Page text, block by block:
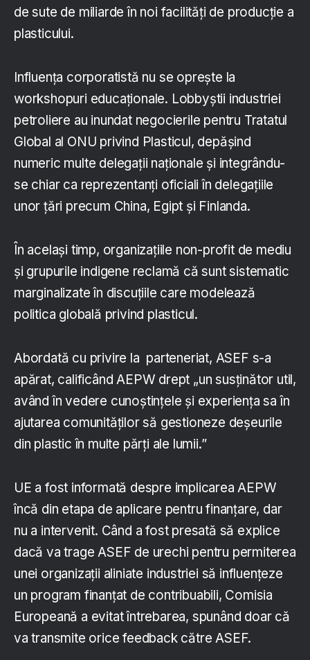
de sute de miliarde în noi facilități de producție a
plasticului.
Influența corporatistă nu se oprește la
workshopuri educaționale. Lobbyștii industriei
petroliere au inundat negocierile pentru Tratatul
Global al ONU privind Plasticul, depășind
numeric multe delegații naționale și integrându-
se chiar ca reprezentanți oficiali în delegațiile
unor țări precum China, Egipt și Finlanda.
În același timp, organizațiile non-profit de mediu
și grupurile indigene reclamă că sunt sistematic
marginalizate în discuțiile care modelează
politica globală privind plasticul.
Abordată cu privire la parteneriat, ASEF s-a
apărat, calificând AEPW drept „un susținător util,
având în vedere cunoștințele și experiența sa în
ajutarea comunităților să gestioneze deșeurile
din plastic în multe părți ale lumii.”
UE a fost informată despre implicarea AEPW
încă din etapa de aplicare pentru finanțare, dar
nu a intervenit. Când a fost presată să explice
dacă va trage ASEF de urechi pentru permiterea
unei organizații aliniate industriei să influențeze
un program finanțat de contribuabili, Comisia
Europeană a evitat întrebarea, spunând doar că
va transmite orice feedback către ASEF.